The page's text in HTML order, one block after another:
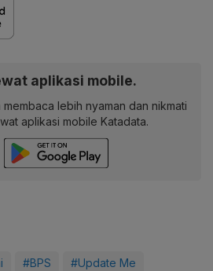
aplikasi mobile.
lebih nyaman dan nikmati
aplikasi mobile Katadata.
#BPS #Update Me